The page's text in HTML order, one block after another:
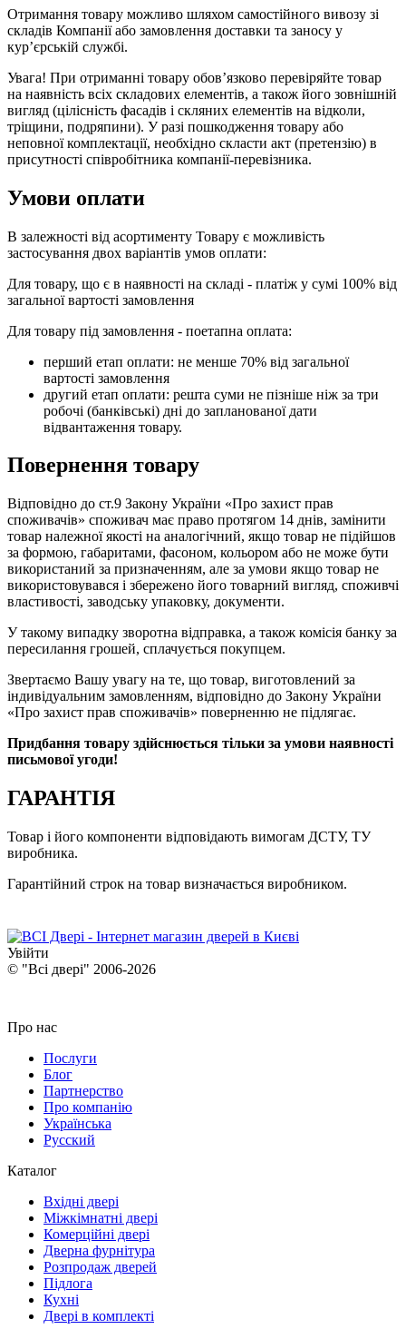
Отримання товару можливо шляхом самостійного вивозу зі
складів Компанії або замовлення доставки та заносу у
кур’єрській службі.
Увага! При отриманні товару обов’язково перевіряйте товар
на наявність всіх складових елементів, а також його зовнішній
вигляд (цілісність фасадів і скляних елементів на відколи,
тріщини, подряпини). У разі пошкодження товару або
неповної комплектації, необхідно скласти акт (претензію) в
присутності співробітника компанії-перевізника.
Умови оплати
В залежності від асортименту Товару є можливість
застосування двох варіантів умов оплати:
Для товару, що є в наявності на складі - платіж у сумі 100% від
загальної вартості замовлення
Для товару під замовлення - поетапна оплата:
перший етап оплати: не менше 70% від загальної
вартості замовлення
другий етап оплати: решта суми не пізніше ніж за три
робочі (банківські) дні до запланованої дати
відвантаження товару.
Повернення товару
Відповідно до ст.9 Закону України «Про захист прав
споживачів» споживач має право протягом 14 днів, замінити
товар належної якості на аналогічний, якщо товар не підійшов
за формою, габаритами, фасоном, кольором або не може бути
використаний за призначенням, але за умови якщо товар не
використовувався і збережено його товарний вигляд, споживчі
властивості, заводську упаковку, документи.
У такому випадку зворотна відправка, а також комісія банку за
пересилання грошей, сплачується покупцем.
Звертаємо Вашу увагу на те, що товар, виготовлений за
індивідуальним замовленням, відповідно до Закону України
«Про захист прав споживачів» поверненню не підлягає.
Придбання товару здійснюється тільки за умови наявності
письмової угоди!
ГАРАНТІЯ
Товар і його компоненти відповідають вимогам ДСТУ, ТУ
виробника.
Гарантійний строк на товар визначається виробником.
Увійти
© "Всі двері" 2006-2026
Про нас
Послуги
Блог
Партнерство
Про компанію
Українська
Русский
Каталог
Вхідні двері
Міжкімнатні двері
Комерційні двері
Дверна фурнітура
Розпродаж дверей
Підлога
Кухні
Двері в комплекті